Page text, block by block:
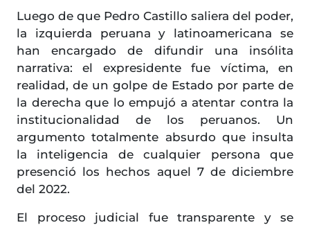
Luego de que Pedro Castillo saliera del poder,
la izquierda peruana y latinoamericana se
han encargado de difundir una insólita
narrativa: el expresidente fue víctima, en
realidad, de un golpe de Estado por parte de
la derecha que lo empujó a atentar contra la
institucionalidad de los peruanos. Un
argumento totalmente absurdo que insulta
la inteligencia de cualquier persona que
presenció los hechos aquel 7 de diciembre
del 2022.
El proceso judicial fue transparente y se